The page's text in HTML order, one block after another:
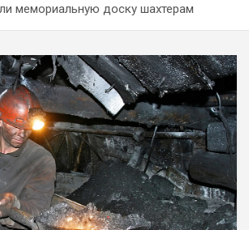
мемориальную доску шахтерам